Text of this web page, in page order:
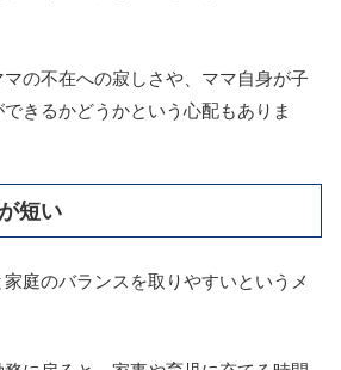
の不在への寂しさや、ママ自身が子
きるかどうかという心配もありま
短い
庭のバランスを取りやすいというメ